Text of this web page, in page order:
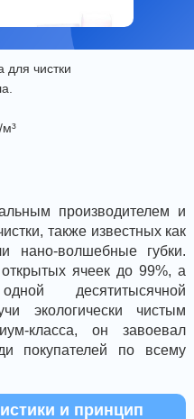
для чистки
​м³
производителем и
также известных как
нано-волшебные губки.
ячеек до 99%, а
десятитысячной
экологически чистым
класса, он завоевал
покупателей по всему
и принцип